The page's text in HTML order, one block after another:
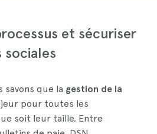
et sécuriser
sociales
savons que la gestion de la
pour toutes les
soit leur taille. Entre